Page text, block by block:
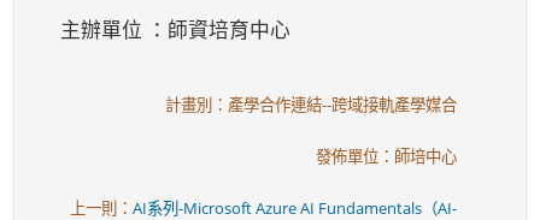
主辦單位 ：師資培育中心
計畫別：產學合作連結--跨域接軌產學媒合
發佈單位：師培中心
上一則：AI系列-Microsoft Azure AI Fundamentals（AI-